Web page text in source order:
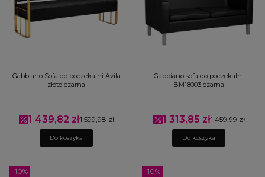
Gabbiano Sofa do poczekalni Avila
złoto czarna
Cena promocyjna
1 439,82 zł1 599,98 zł
Do koszyka
Gabbiano sofa do poczekalni
BM18003 czarna
Cena promocyjna
1 313,85 zł1 459,99 zł
Do koszyka
-10% -10%